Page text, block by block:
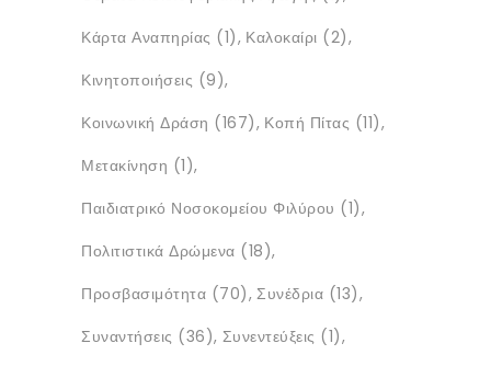
Κάρτα Αναπηρίας (1) Καλοκαίρι (2)
Κινητοποιήσεις (9)
Κοινωνική Δράση (167) Κοπή Πίτας (11)
Μετακίνηση (1)
Παιδιατρικό Νοσοκομείου Φιλύρου (1)
Πολιτιστικά Δρώμενα (18)
Προσβασιμότητα (70) Συνέδρια (13)
Συναντήσεις (36) Συνεντεύξεις (1)